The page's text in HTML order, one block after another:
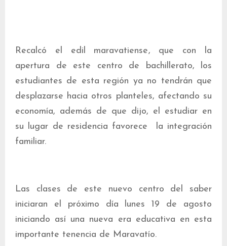
Recalcó el edil maravatiense, que con la
apertura de este centro de bachillerato, los
estudiantes de esta región ya no tendrán que
desplazarse hacia otros planteles, afectando su
economía, además de que dijo, el estudiar en
su lugar de residencia favorece la integración
familiar.
Las clases de este nuevo centro del saber
iniciaran el próximo día lunes 19 de agosto
iniciando así una nueva era educativa en esta
importante tenencia de Maravatío.